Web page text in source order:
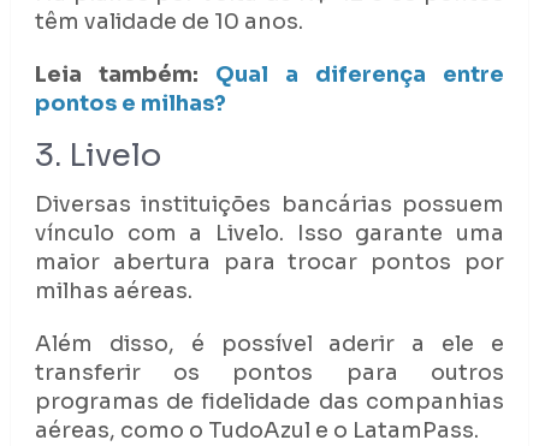
têm validade de 10 anos.
Leia também: Qual a diferença entre
pontos e milhas?
3. Livelo
Diversas instituições bancárias possuem
vínculo com a Livelo. Isso garante uma
maior abertura para trocar pontos por
milhas aéreas.
Além disso, é possível aderir a ele e
transferir os pontos para outros
programas de fidelidade das companhias
aéreas, como o TudoAzul e o LatamPass.